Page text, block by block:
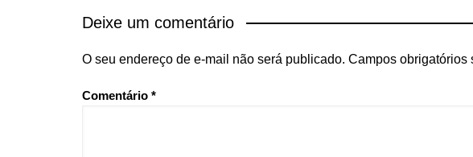
Deixe um comentário
O seu endereço de e-mail não será publicado. Campos obrigatórios
Comentário *